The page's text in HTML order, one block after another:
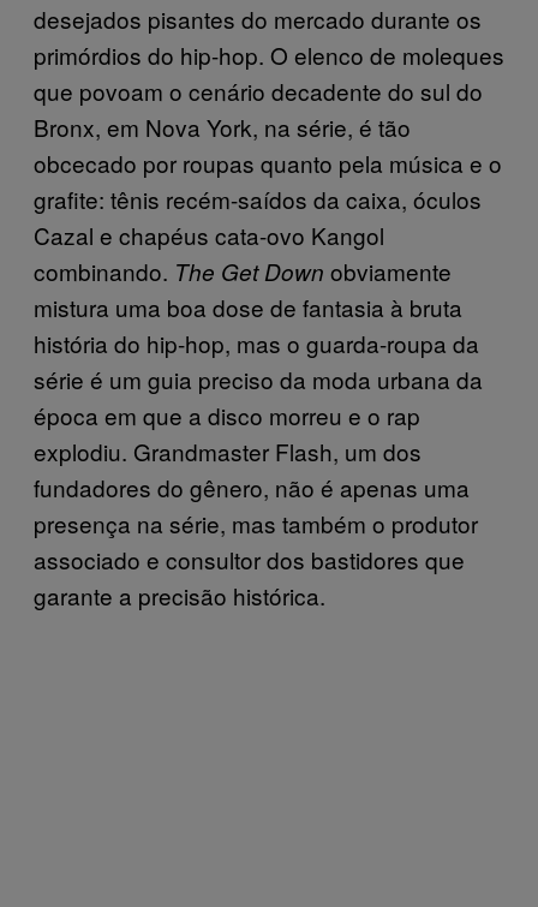
desejados pisantes do mercado durante os
primórdios do hip-hop. O elenco de moleques
que povoam o cenário decadente do sul do
Bronx, em Nova York, na série, é tão
obcecado por roupas quanto pela música e o
grafite: tênis recém-saídos da caixa, óculos
Cazal e chapéus cata-ovo Kangol
combinando. The Get Down obviamente
mistura uma boa dose de fantasia à bruta
história do hip-hop, mas o guarda-roupa da
série é um guia preciso da moda urbana da
época em que a disco morreu e o rap
explodiu. Grandmaster Flash, um dos
fundadores do gênero, não é apenas uma
presença na série, mas também o produtor
associado e consultor dos bastidores que
garante a precisão histórica.